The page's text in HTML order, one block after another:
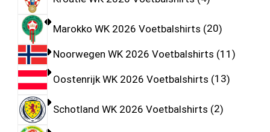
Marokko WK 2026 Voetbalshirts 20
Noorwegen WK 2026 Voetbalshirts 11
Oostenrijk WK 2026 Voetbalshirts 13
Schotland WK 2026 Voetbalshirts 2